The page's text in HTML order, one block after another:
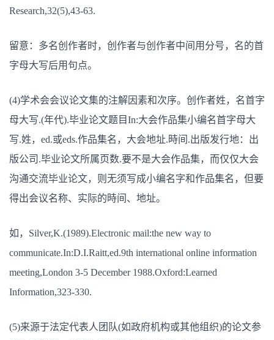
Research,32(5),43-63.
留意：多名创作者时，创作者与创作者中间用分号，名的首
字母大写后用句点。
(4)学术会会议论文集的注解因素和次序。创作者姓，名首字
母大写.(年代).毕业论文题目In:大会作品集小编名首字母大
写.姓，ed.或eds.作品集名，大会地址.時间.出版发行地：出
版公司.毕业论文所属页数.要不是大会作品集，而仅仅大会
沟通交流毕业论文，则无须写成小编名字和作品集名，但要
得出会议名称、实际的時间、地址。
如，Silver,K.(1989).Electronic mail:the new way to
communicate.In:D.I.Raitt,ed.9th international online information
meeting,London 3-5 December 1988.Oxford:Learned
Information,323-330.
(5)来源于法定代表人团队(如政府机构或其他组织)的论文参